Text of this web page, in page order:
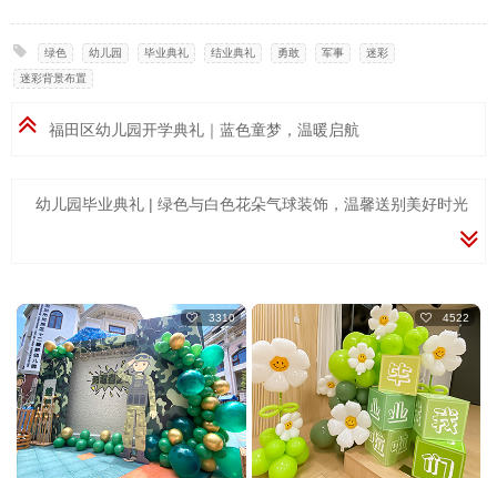
绿色 幼儿园 毕业典礼 结业典礼 勇敢 军事 迷彩
迷彩背景布置
福田区幼儿园开学典礼｜蓝色童梦，温暖启航
幼儿园毕业典礼 | 绿色与白色花朵气球装饰，温馨送别美好时光
3310 4522